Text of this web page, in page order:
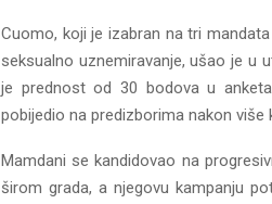
Cuomo, koji je izabran na tri
seksualno uznemiravanje, ušao je u
je prednost od 30 bodova u
pobijedio na predizborima nakon više
Mamdani se kandidovao na
širom grada, a njegovu kampanju